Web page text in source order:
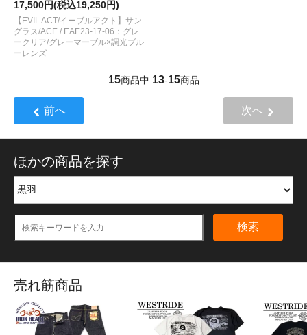
17,500円(税込19,250円)
【EVIL ACT/イーブルアクト】サン
グラス/ACE / EAE23-17-06：グレ
ークリア/グレーマーブル×調光ブル
ーレンズ
15商品中 13-15商品
前へ 次へ
ほかの商品を探す
検索
売れ筋商品